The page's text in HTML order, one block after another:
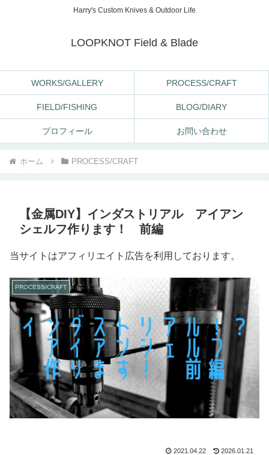
Harry's Custom Knives & Outdoor Life
LOOPKNOT Field & Blade
WORKS/GALLERY PROCESS/CRAFT
FIELD/FISHING BLOG/DIARY
プロフィール お問い合わせ
ホーム PROCESS/CRAFT
【金属DIY】インダストリアル アイアン
シェルフ作ります！ 前編
当サイトはアフィリエイト広告を利用しております。
PROCESS/CRAFT
2021.04.22 2026.01.21